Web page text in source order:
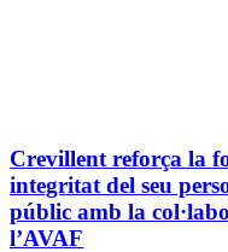
Crevillent reforça la
integritat del seu
públic amb la
l’AVAF